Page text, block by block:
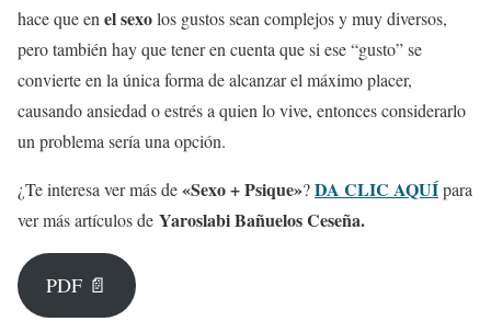
hace que en el sexolos gustos sean complejos y muy diversos,
pero también hay que tener en cuenta que si ese “gusto” se
convierte en la única forma de alcanzar el máximo placer,
causando ansiedad o estrés a quien lo vive, entonces considerarlo
un problema sería una opción.
¿Te interesa ver más de«Sexo + Psique»?DA CLIC AQUÍpara
ver más artículos de Yaroslabi Bañuelos Ceseña.
PDF 📄